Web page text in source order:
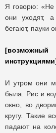
Я говорю: «Не
они уходят,
бегают, пауки
И утром они
была. Рис и
окно, во
кругу. Такие
падают на